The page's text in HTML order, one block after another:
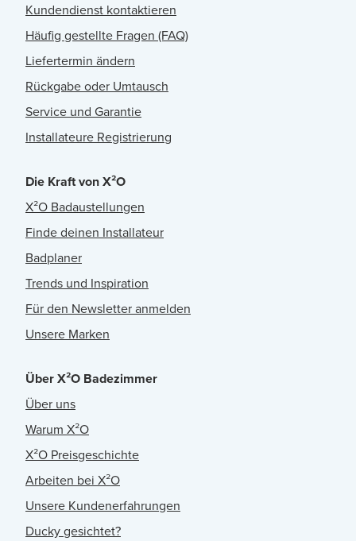
Kundendienst kontaktieren
Häufig gestellte Fragen (FAQ)
Liefertermin ändern
Rückgabe oder Umtausch
Service und Garantie
Installateure Registrierung
Die Kraft von X²O
X²O Badaustellungen
Finde deinen Installateur
Badplaner
Trends und Inspiration
Für den Newsletter anmelden
Unsere Marken
Über X²O Badezimmer
Über uns
Warum X²O
X²O Preisgeschichte
Arbeiten bei X²O
Unsere Kundenerfahrungen
Ducky gesichtet?